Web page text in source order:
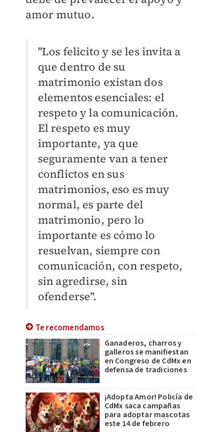
amor mutuo.
"Los felicito y se les invita a
que dentro de su
matrimonio existan dos
elementos esenciales: el
respeto y la comunicación.
El respeto es muy
importante, ya que
seguramente van a tener
conflictos en sus
matrimonios, eso es muy
normal, es parte del
matrimonio, pero lo
importante es cómo lo
resuelvan, siempre con
comunicación, con respeto,
sin agredirse, sin
ofenderse".
Te recomendamos
Ganaderos, charros y
galleros se manifiestan
en Congreso de CdMx en
defensa de tradiciones
¡Adopta Amor! Policía de
CdMx saca campañas
para adoptar mascotas
este 14 de febrero